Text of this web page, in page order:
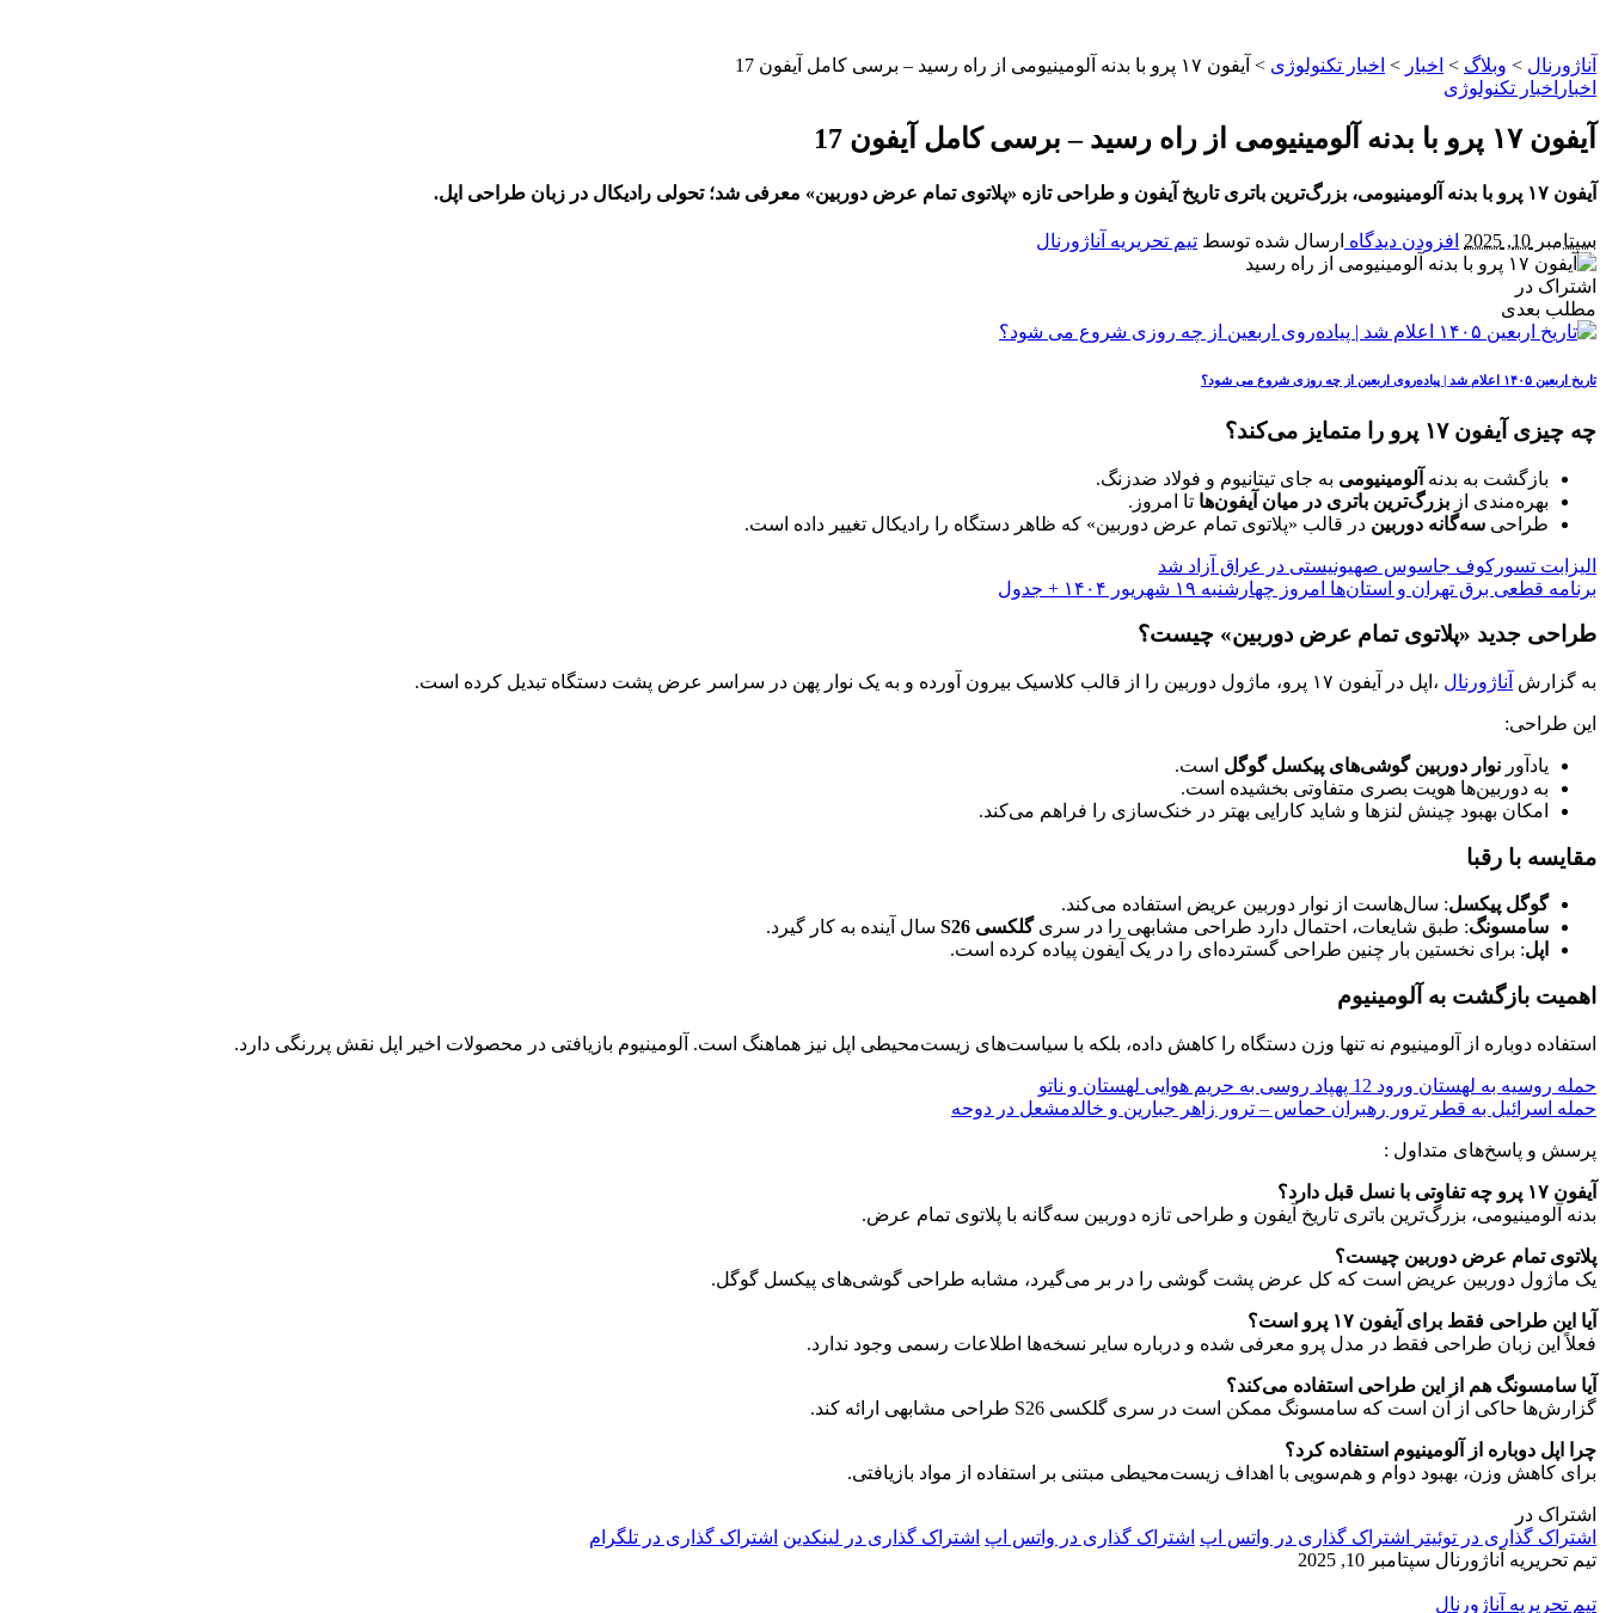
آناژورنال > وبلاگ > اخبار > اخبار تکنولوژی > آیفون ۱۷ پرو با بدنه آلومینیومی از راه رسید – برسی کامل آیفون 17
اخبار اخبار تکنولوژی
آیفون ۱۷ پرو با بدنه آلومینیومی از راه رسید – برسی کامل آیفون 17
آیفون ۱۷ پرو با بدنه آلومینیومی، بزرگ‌ترین باتری تاریخ آیفون و طراحی تازه «پلاتوی تمام عرض دوربین» معرفی شد؛ تحولی رادیکال در زبان طراحی اپل.
سپتامبر 10, 2025 افزودن دیدگاه ارسال شده توسط تیم تحریریه آناژورنال
اشتراک در
مطلب بعدی
تاریخ اربعین ۱۴۰۵ اعلام شد | پیاده‌روی اربعین از چه روزی شروع می‌ شود؟
چه چیزی آیفون ۱۷ پرو را متمایز می‌کند؟
بازگشت به بدنه آلومینیومی به جای تیتانیوم و فولاد ضدزنگ.
بهره‌مندی از بزرگ‌ترین باتری در میان آیفون‌ها تا امروز.
طراحی سه‌گانه دوربین در قالب «پلاتوی تمام عرض دوربین» که ظاهر دستگاه را رادیکال تغییر داده است.
الیزابت تسورکوف جاسوس صهیونیستی در عراق آزاد شد
برنامه قطعی برق تهران و استان‌ها امروز چهارشنبه ۱۹ شهریور ۱۴۰۴ + جدول
طراحی جدید «پلاتوی تمام عرض دوربین» چیست؟
به گزارش آناژورنال ،اپل در آیفون ۱۷ پرو، ماژول دوربین را از قالب کلاسیک بیرون آورده و به یک نوار پهن در سراسر عرض پشت دستگاه تبدیل کرده است.
این طراحی:
یادآور نوار دوربین گوشی‌های پیکسل گوگل است.
به دوربین‌ها هویت بصری متفاوتی بخشیده است.
امکان بهبود چینش لنزها و شاید کارایی بهتر در خنک‌سازی را فراهم می‌کند.
مقایسه با رقبا
گوگل پیکسل: سال‌هاست از نوار دوربین عریض استفاده می‌کند.
سامسونگ: طبق شایعات، احتمال دارد طراحی مشابهی را در سری گلکسی S26
سال آینده به کار گیرد.
اپل: برای نخستین بار چنین طراحی گسترده‌ای را در یک آیفون پیاده کرده است.
اهمیت بازگشت به آلومینیوم
استفاده دوباره از آلومینیوم نه تنها وزن دستگاه را کاهش داده، بلکه با سیاست‌های زیست‌محیطی اپل نیز هماهنگ است. آلومینیوم بازیافتی در محصولات اخیر اپل نقش پررنگی دارد.
حمله روسیه به لهستان ورود 12 پهپاد روسی به حریم هوایی لهستان و ناتو
حمله اسرائیل به قطر ترور رهبران حماس – ترور زاهر جبارین و خالدمشعل در دوحه
پرسش و پاسخ‌های متداول :
آیفون ۱۷ پرو چه تفاوتی با نسل قبل دارد؟
بدنه آلومینیومی، بزرگ‌ترین باتری تاریخ آیفون و طراحی تازه دوربین سه‌گانه با پلاتوی تمام عرض.
پلاتوی تمام عرض دوربین چیست؟
یک ماژول دوربین عریض است که کل عرض پشت گوشی را در بر می‌گیرد، مشابه طراحی گوشی‌های پیکسل گوگل.
آیا این طراحی فقط برای آیفون ۱۷ پرو است؟
فعلاً این زبان طراحی فقط در مدل پرو معرفی شده و درباره سایر نسخه‌ها اطلاعات رسمی وجود ندارد.
آیا سامسونگ هم از این طراحی استفاده می‌کند؟
گزارش‌ها حاکی از آن است که سامسونگ ممکن است در سری گلکسی S26 طراحی مشابهی ارائه کند.
چرا اپل دوباره از آلومینیوم استفاده کرد؟
برای کاهش وزن، بهبود دوام و هم‌سویی با اهداف زیست‌محیطی مبتنی بر استفاده از مواد بازیافتی.
اشتراک در
اشتراک گذاری در توئیتر
اشتراک گذاری در واتس اپ اشتراک گذاری در واتس اپ اشتراک گذاری در لینکدین اشتراک گذاری در تلگرام
تیم تحریریه آناژورنال سپتامبر 10, 2025
تیم تحریریه آناژورنال